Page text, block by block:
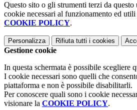
Questo sito o gli strumenti terzi da
cookie necessari al funzionamento ed
COOKIE POLICY.
Personalizza Rifiuta tutti i cookies
Gestione cookie
In questa schermata è possibile scegliere
I cookie necessari sono quelli che
piattaforma e non è possibile disabilitarli.
Per conoscere quali sono i cookie
visionare la COOKIE POLICY.